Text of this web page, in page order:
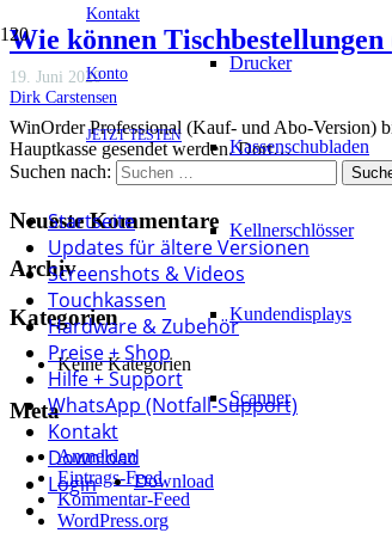
Kontakt
Konto
JETZT TESTEN
Drucker
Kassenschubladen
Kellnerschlösser
Kundendisplays
Scanner
Download
Startseite
Updates für ältere Versionen
Screenshots & Videos
Touchkassen
Hardware & Zubehör
Preise + Shop
Hilfe + Support
WhatsApp (Notfall-Support)
Kontakt
Download
Login
Wie können
19. Juni 2020
Dirk Carstensen
WinOrder Professional (Kauf- und Abo-Version)
Hauptkasse gesendet werden. Dort…
Suchen nach:
Neueste Kommentare
Archiv
Kategorien
Keine Kategorien
Meta
Anmelden
Eintrags-Feed
Kommentar-Feed
WordPress.org